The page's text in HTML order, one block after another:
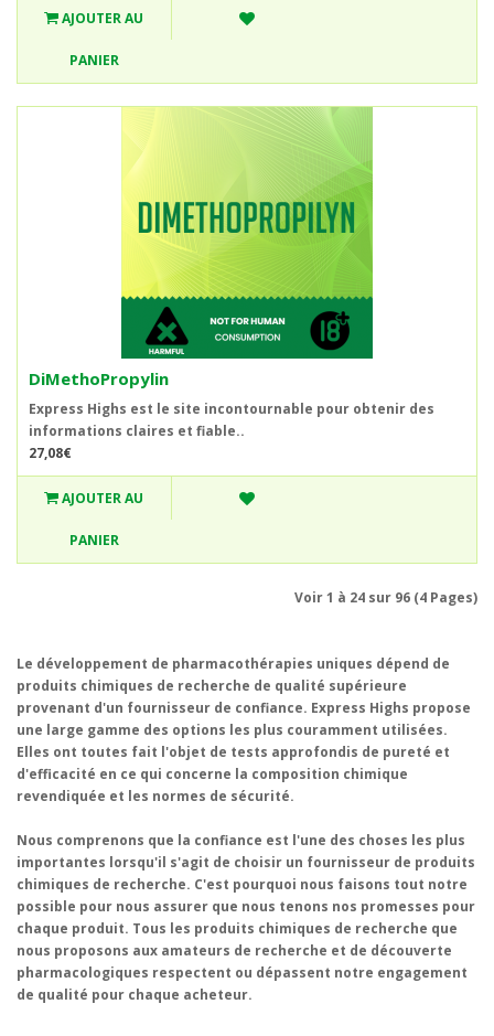
AJOUTER AU
PANIER
DiMethoPropylin
Express Highs est le site incontournable pour obtenir des
informations claires et fiable..
27,08€
AJOUTER AU
PANIER
Voir 1 à 24 sur 96 (4 Pages)
Le développement de pharmacothérapies uniques dépend de
produits chimiques de recherche de qualité supérieure
provenant d'un fournisseur de confiance. Express Highs propose
une large gamme des options les plus couramment utilisées.
Elles ont toutes fait l'objet de tests approfondis de pureté et
d'efficacité en ce qui concerne la composition chimique
revendiquée et les normes de sécurité.
Nous comprenons que la confiance est l'une des choses les plus
importantes lorsqu'il s'agit de choisir un fournisseur de produits
chimiques de recherche. C'est pourquoi nous faisons tout notre
possible pour nous assurer que nous tenons nos promesses pour
chaque produit. Tous les produits chimiques de recherche que
nous proposons aux amateurs de recherche et de découverte
pharmacologiques respectent ou dépassent notre engagement
de qualité pour chaque acheteur.